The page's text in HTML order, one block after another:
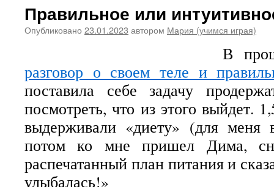
Правильное или
Опубликовано 23.01.2023 автором Мария (учимся играя)
В
разговор о своем теле и
поставила себе задачу
посмотреть, что из этого выйдет.
выдерживали «диету» (для меня
потом ко мне пришел Дима,
распечатанный план питания и
улыбалась!»